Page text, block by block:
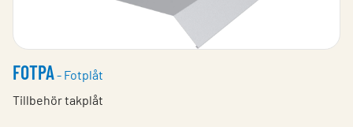
FOTPA- Fotplåt
Tillbehör takplåt